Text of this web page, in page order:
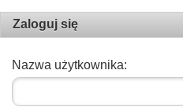
Zaloguj się
Nazwa użytkownika: